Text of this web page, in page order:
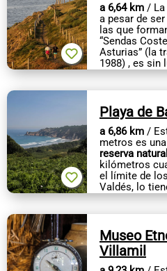
a 6,64 km / La
a pesar de
las que
“Sendas
Asturias” (la
1988) , es sin
Playa de
a 6,86 km /
metros es
reserva natural
kilómetros
el límite de
Valdés, lo
Museo
Villamil